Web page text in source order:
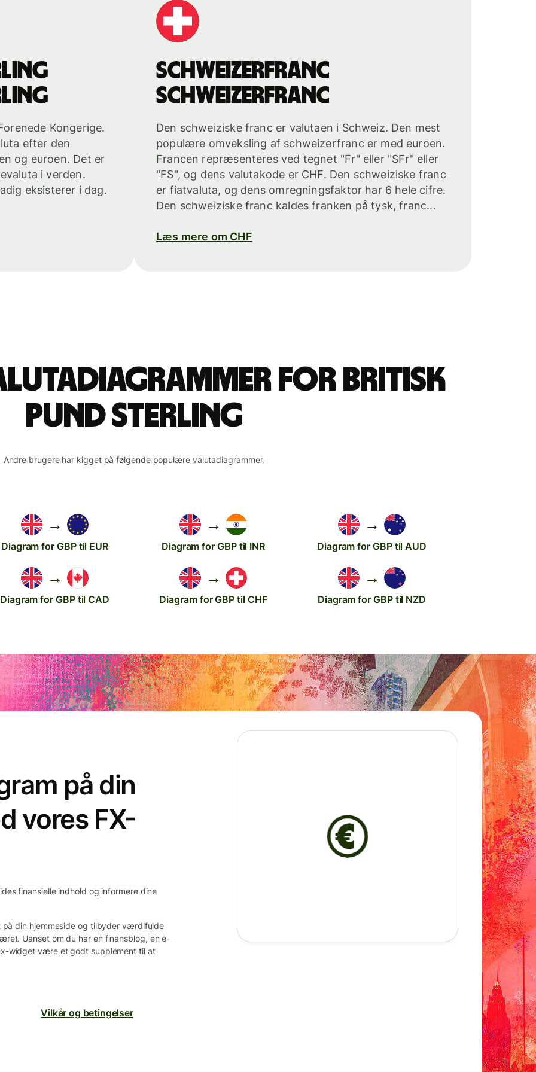
Kongerige.
efter den
og euroen. Det er
i verden.
eksisterer i dag.
schweizerfranc
schweizerfranc
Den schweiziske franc er valutaen i Schweiz. Den mest
populære omveksling af schweizerfranc er med euroen.
Francen repræsenteres ved tegnet "Fr" eller "SFr" eller
"FS", og dens valutakode er CHF. Den schweiziske franc
er fiatvaluta, og dens omregningsfaktor har 6 hele cifre.
Den schweiziske franc kaldes franken på tysk, franc...
Læs mere om CHF
for britisk
pund sterling
Andre brugere har kigget på følgende populære valutadiagrammer.
→
Diagram for GBP til EUR
→
Diagram for GBP til INR
→
Diagram for GBP til AUD
→
Diagram for GBP til CAD
→
Diagram for GBP til CHF
→
Diagram for GBP til NZD
på din
vores FX-
finansielle indhold og informere dine
din hjemmeside og tilbyder værdifulde
Uanset om du har en finansblog, en e-
widget være et godt supplement til at
Vilkår og betingelser